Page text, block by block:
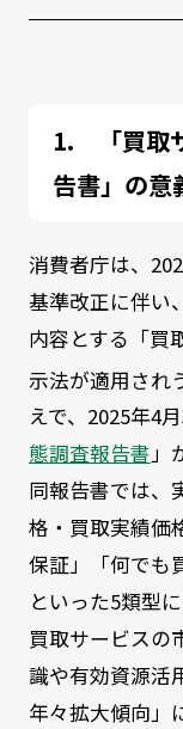
「買
告書」の意
消費者庁は、
基準改正に伴い
内容とする「買
示法が適用され
えで、2025年4
態調査報告書」
同報告書では、
格・買取実績価
保証」「何でも
といった5類型
買取サービスの
識や有効資源活
年々拡大傾向」